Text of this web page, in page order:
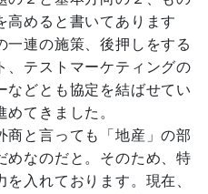
高めると書いてあります
一連の施策、後押しをする
、テストマーケティングの
などとも協定を結ばせてい
てきました。
と言っても「地産」の部
めなのだと。そのため、特
入れております。現在、